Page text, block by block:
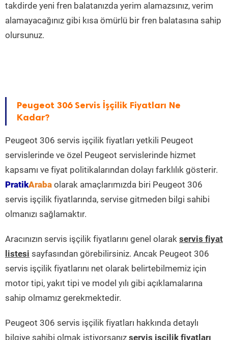
takdirde yeni fren balatanızda yerim alamazsınız, verim
alamayacağınız gibi kısa ömürlü bir fren balatasına sahip
olursunuz.
Peugeot 306 Servis İşçilik Fiyatları Ne
Kadar?
Peugeot 306 servis işçilik fiyatları yetkili Peugeot
servislerinde ve özel Peugeot servislerinde hizmet
kapsamı ve fiyat politikalarından dolayı farklılık gösterir.
PratikAraba olarak amaçlarımızda biri Peugeot 306
servis işçilik fiyatlarında, servise gitmeden bilgi sahibi
olmanızı sağlamaktır.
Aracınızın servis işçilik fiyatlarını genel olarak servis fiyat
listesi sayfasından görebilirsiniz. Ancak Peugeot 306
servis işçilik fiyatlarını net olarak belirtebilmemiz için
motor tipi, yakıt tipi ve model yılı gibi açıklamalarına
sahip olmamız gerekmektedir.
Peugeot 306 servis işçilik fiyatları hakkında detaylı
bilgiye sahibi olmak istiyorsanız servis işçilik fiyatları